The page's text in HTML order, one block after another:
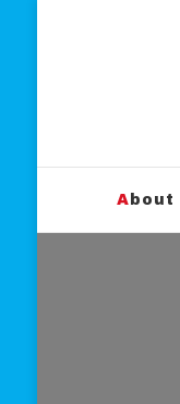
About